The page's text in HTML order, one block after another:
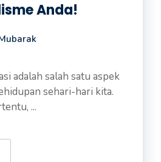
Anda!
adalah salah satu aspek
sehari-hari kita.
...